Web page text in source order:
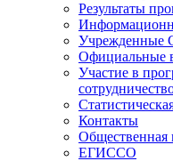
Результаты
Официальные
Участие в
Контакты
Общественная
ЕГИССО